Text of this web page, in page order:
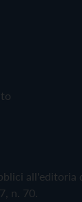
all'editoria
n. 70.